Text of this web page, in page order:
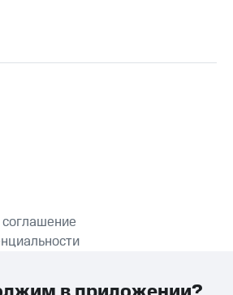
ПРИЛОЖЕНИЕ